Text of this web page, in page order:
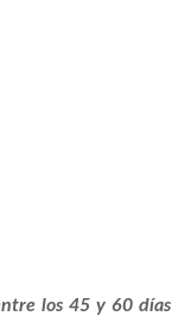
los 45 y 60 días